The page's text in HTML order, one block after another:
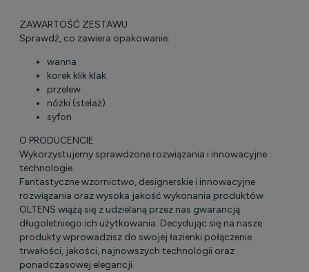
ZAWARTOŚĆ ZESTAWU
Sprawdź, co zawiera opakowanie:
wanna
korek klik klak
przelew
nóżki (stelaż)
syfon
O PRODUCENCIE
Wykorzystujemy sprawdzone rozwiązania i innowacyjne
technologie
Fantastyczne wzornictwo, designerskie i innowacyjne
rozwiązania oraz wysoka jakość wykonania produktów
OLTENS wiążą się z udzielaną przez nas gwarancją
długoletniego ich użytkowania. Decydując się na nasze
produkty wprowadzisz do swojej łazienki połączenie
trwałości, jakości, najnowszych technologii oraz
ponadczasowej elegancji.